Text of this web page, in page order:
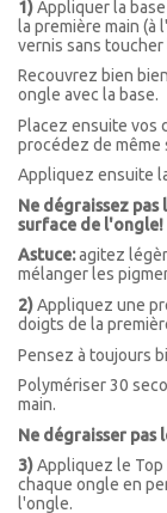
1)Appliquer la
la première main (à
vernis sans
Recouvrez bien
ongle avec la base.
Placez ensuite vos
procédez de même
Appliquez ensuite
Ne dégraissez
surface de l'ongle!
Astuce:agitez
mélanger les
2)Appliquez une
doigts de la
Pensez à toujours
Polymériser 30
main.
Ne dégraisser pas
3)Appliquez le
chaque ongle en
l'ongle.